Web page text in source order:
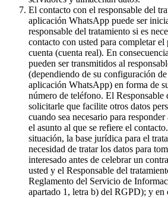
El contacto con el responsable del
aplicación WhatsApp puede ser
responsable del tratamiento si es
contacto con usted para completar el
cuenta (cuenta real). En
pueden ser transmitidos al
(dependiendo de su configuración
aplicación WhatsApp) en forma de
número de teléfono. El Responsable
solicitarle que facilite otros datos
cuando sea necesario para
el asunto al que se refiere el
situación, la base jurídica para el
necesidad de tratar los datos para
interesado antes de celebrar un
usted y el Responsable del
Reglamento del Servicio de
apartado 1, letra b) del RGPD); y en